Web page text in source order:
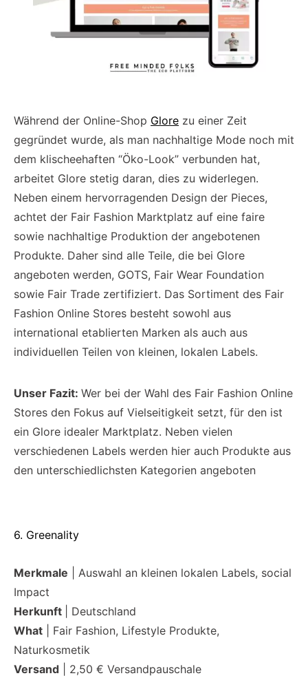
Während der Online-Shop Glore zu einer Zeit
gegründet wurde, als man nachhaltige Mode noch mit
dem klischeehaften “Öko-Look” verbunden hat,
arbeitet Glore stetig daran, dies zu widerlegen.
Neben einem hervorragenden Design der Pieces,
achtet der Fair Fashion Marktplatz auf eine faire
sowie nachhaltige Produktion der angebotenen
Produkte. Daher sind alle Teile, die bei Glore
angeboten werden, GOTS, Fair Wear Foundation
sowie Fair Trade zertifiziert. Das Sortiment des Fair
Fashion Online Stores besteht sowohl aus
international etablierten Marken als auch aus
individuellen Teilen von kleinen, lokalen Labels.
Unser Fazit: Wer bei der Wahl des Fair Fashion Online
Stores den Fokus auf Vielseitigkeit setzt, für den ist
ein Glore idealer Marktplatz. Neben vielen
verschiedenen Labels werden hier auch Produkte aus
den unterschiedlichsten Kategorien angeboten
6. Greenality
Merkmale | Auswahl an kleinen lokalen Labels, social
Impact
Herkunft
| Deutschland
What | Fair Fashion, Lifestyle Produkte,
Naturkosmetik
Versand | 2,50 € Versandpauschale